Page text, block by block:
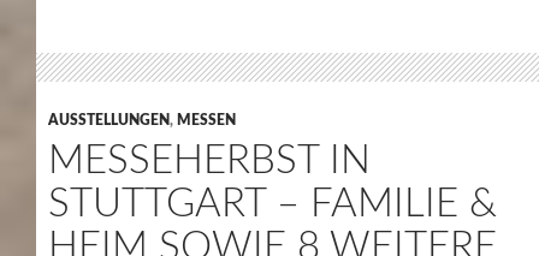
AUSSTELLUNGEN, MESSEN
MESSEHERBST IN
STUTTGART – FAMILIE &
HEIM SOWIE 8 WEITERE